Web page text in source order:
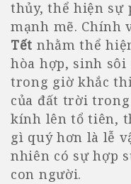
thủy, thể hiện sự
mạnh mẽ. Chính
Tết nhằm thể
hòa hợp, sinh
trong giờ khắc
của đất trời
kính lên tổ tiên,
gì quý hơn là lễ
nhiên có sự hợp
con người.